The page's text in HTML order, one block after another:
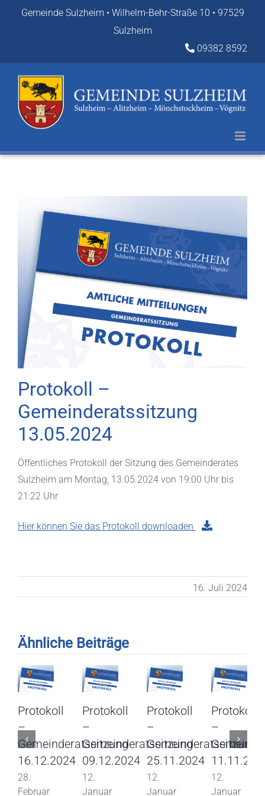
Gemeinde Sulzheim • Wilhelm-Behr-Straße 10 • 97529
Sulzheim
09382 8592
Protokoll –
Gemeinderatssitzung
13.05.2024
Öffentliches Protokoll der Sitzung des Gemeinderates
Sulzheim am Montag, 13.05.2024 von 19:00 Uhr bis
21:22 Uhr
Hier können Sie das Protokoll downloaden
16. Juli 2024
Ähnliche Beiträge
Protokoll
–
Gemeinderatssitzung
16.12.2024
28.
Februar
Protokoll
–
Gemeinderatssitzung
09.12.2024
12.
Januar
Protokoll
–
Gemeinderatssitzung
25.11.2024
12.
Januar
Protokoll
–
12.
Januar